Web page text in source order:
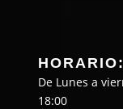
HORARIO:
De Lunes a
18:00